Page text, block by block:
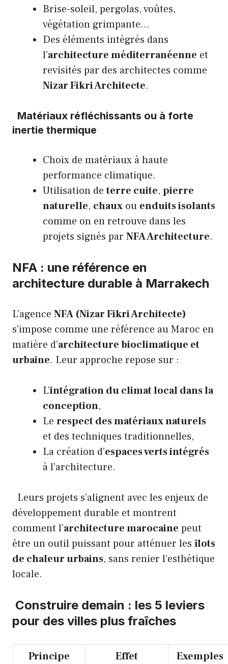
Brise-soleil, pergolas, voûtes,
végétation grimpante…
Des éléments intégrés dans
l’architecture méditerranéenne et
revisités par des architectes comme
Nizar Fikri Architecte.
Matériaux réfléchissants ou à forte
inertie thermique
Choix de matériaux à haute
performance climatique.
Utilisation deterre cuite, pierre
naturelle, chaux ou enduits isolants
comme on en retrouve dans les
projets signés par NFA Architecture.
NFA : une référence en
architecture durable à Marrakech
L’agence NFA (Nizar Fikri Architecte)
s’impose comme une référence au Maroc en
matière d’architecture bioclimatique et
urbaine. Leur approche repose sur :
L’intégration du climat local dans la
conception,
Le respect des matériaux naturels
et des techniques traditionnelles,
La création d’espaces verts intégrés
à l’architecture.
Leurs projets s’alignent avec les enjeux de
développement durable et montrent
comment l’architecture marocaine peut
être un outil puissant pour atténuer les îlots
de chaleur urbains, sans renier l’esthétique
locale.
Construire demain : les 5 leviers
pour des villes plus fraîches
Principe
Effet
Exemples